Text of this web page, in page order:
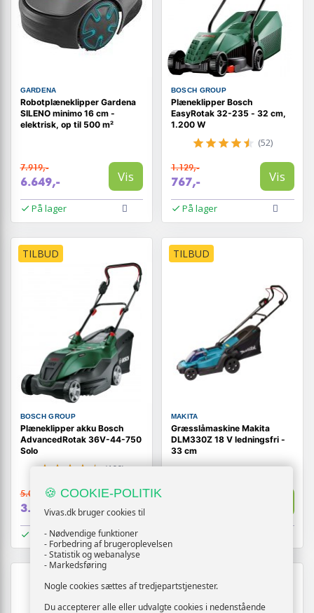
GARDENA
Robotplæneklipper Gardena
SILENO minimo 16 cm -
elektrisk, op til 500 m²
7.919,-
6.649,- Vis
På lager
BOSCH GROUP
Plæneklipper Bosch
EasyRotak 32-235 - 32 cm,
1.200 W
(52)
1.129,-
767,- Vis
På lager
TILBUD
BOSCH GROUP
Plæneklipper akku Bosch
AdvancedRotak 36V-44-750
Solo
(100)
5.014,-
3.319,- Vis
På lager
TILBUD
MAKITA
Græsslåmaskine Makita
DLM330Z 18 V ledningsfri -
33 cm
TILBUD
🍪 COOKIE-POLITIK
Vivas.dk bruger cookies til
- Nødvendige funktioner
- Forbedring af brugeroplevelsen
- Statistik og webanalyse
- Markedsføring
Nogle cookies sættes af tredjepartstjenester.
Du accepterer alle eller udvalgte cookies i nedenstående